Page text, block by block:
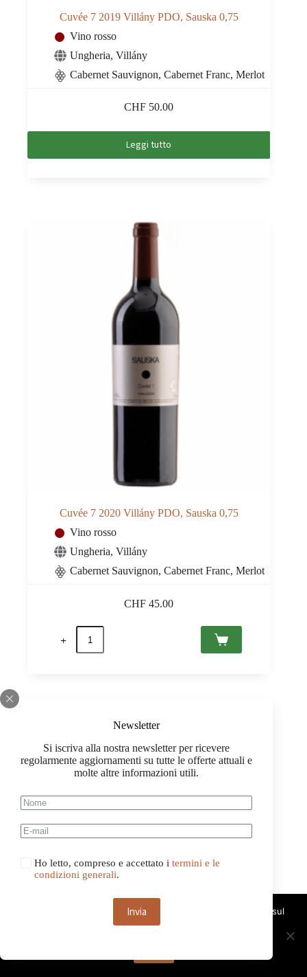
Newsletter
Si iscriva alla nostra newsletter per ricevere
regolarmente aggiornamenti su tutte le offerte attuali e
molte altre informazioni utili.
Ho letto, compreso e accettato i termini e le
condizioni generali.
Invia
Cuvée 7 2019 Villány PDO, Sauska 0,75
Vino rosso
Ungheria, Villány
Cabernet Sauvignon, Cabernet Franc, Merlot
CHF 50.00
Leggi tutto
Cuvée 7 2020 Villány PDO, Sauska 0,75
Vino rosso
Ungheria, Villány
Cabernet Sauvignon, Cabernet Franc, Merlot
CHF 45.00
Cuvée
2020
Questo sito web utilizza i cookie. Continuando a navigare sul
sito, acconsenti all'uso dei cookie.